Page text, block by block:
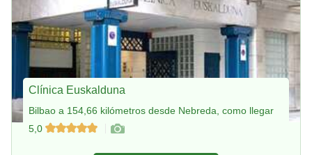
Clínica Euskalduna
Bilbao a 154,66 kilómetros desde Nebreda, como llegar
5,0